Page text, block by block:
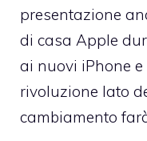
presentazione
di casa Apple
ai nuovi iPhone
rivoluzione lato
cambiamento